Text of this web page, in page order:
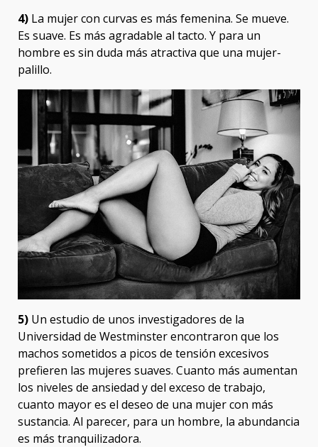
4) La mujer con curvas es más femenina. Se mueve.
Es suave. Es más agradable al tacto. Y para un
hombre es sin duda más atractiva que una mujer-
palillo.
5) Un estudio de unos investigadores de la
Universidad de Westminster encontraron que los
machos sometidos a picos de tensión excesivos
prefieren las mujeres suaves. Cuanto más aumentan
los niveles de ansiedad y del exceso de trabajo,
cuanto mayor es el deseo de una mujer con más
sustancia. Al parecer, para un hombre, la abundancia
es más tranquilizadora.